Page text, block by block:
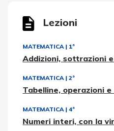
Lezioni
MATEMATICA | 1ª
Addizioni, sottrazioni
MATEMATICA | 2ª
Tabelline, operazioni
MATEMATICA | 4ª
Numeri interi, con la